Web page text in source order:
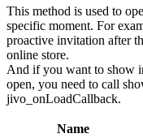
This method is used to
specific moment. For
proactive invitation after
online store.
And if you want to show
open, you need to call
jivo_onLoadCallback.
Name